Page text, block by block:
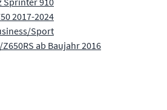
2017-2024
Sport
ab Baujahr 2016